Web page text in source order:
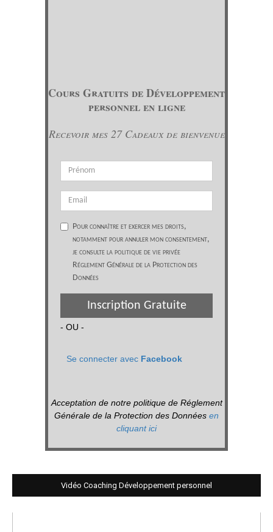
Cours Gratuits de Développement
personnel en ligne
Recevoir mes 27 Cadeaux de bienvenue
Pour connaître et exercer mes droits,
notamment pour annuler mon consentement,
je consulte la politique de vie privée
Réglement Générale de la Protection des
Données
Inscription Gratuite
- OU -
Se connecter avec Facebook
Acceptation de notre politique de Réglement
Générale de la Protection des Données en
cliquant ici
Vidéo Coaching Développement personnel